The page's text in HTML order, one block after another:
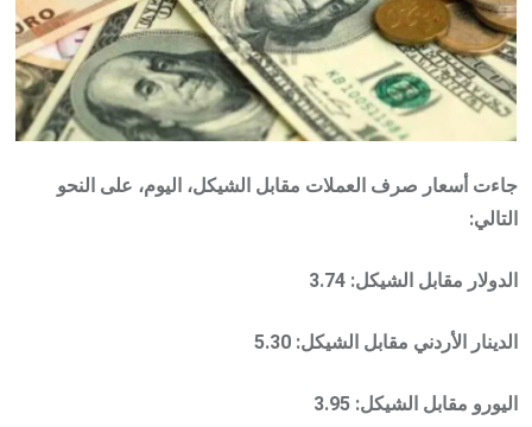
جاءت أسعار صرف العملات مقابل الشيكل، اليوم، على النحو
التالي:
الدولار مقابل الشيكل: 3.74
الدينار الأردني مقابل الشيكل: 5.30
اليورو مقابل الشيكل: 3.95